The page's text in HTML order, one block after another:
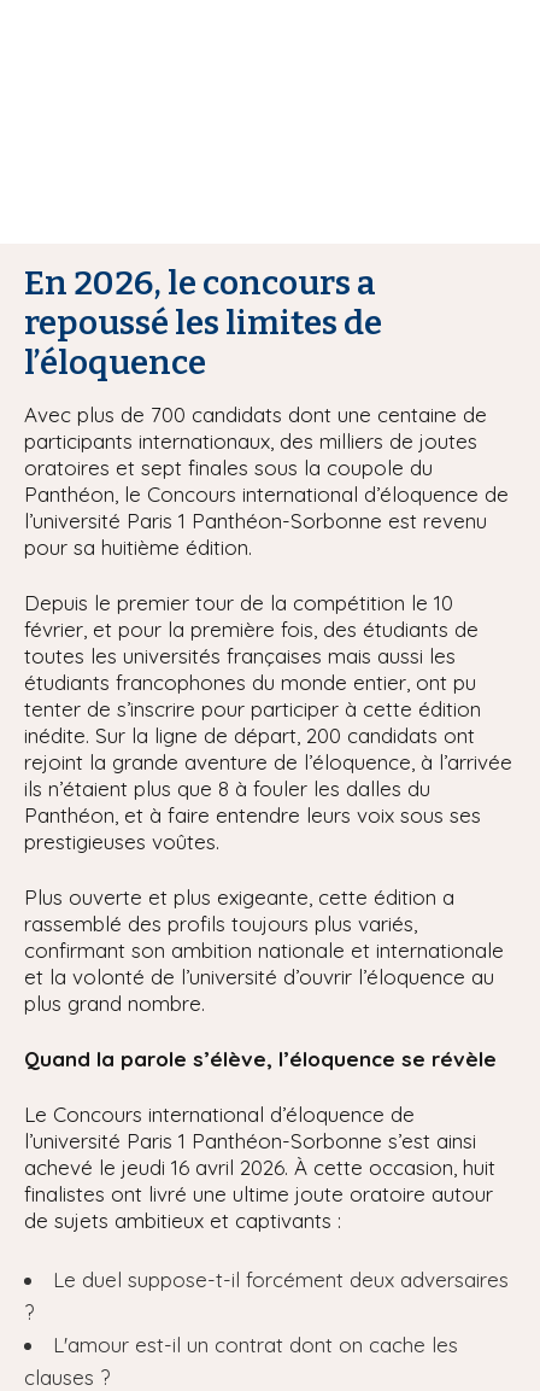
En 2026, le concours a
repoussé les limites de
l’éloquence
Avec plus de 700 candidats dont une centaine de
participants internationaux, des milliers de joutes
oratoires et sept finales sous la coupole du
Panthéon, le Concours international d’éloquence de
l’université Paris 1 Panthéon-Sorbonne est revenu
pour sa huitième édition.
Depuis le premier tour de la compétition le 10
février, et pour la première fois, des étudiants de
toutes les universités françaises mais aussi les
étudiants francophones du monde entier, ont pu
tenter de s’inscrire pour participer à cette édition
inédite. Sur la ligne de départ, 200 candidats ont
rejoint la grande aventure de l’éloquence, à l’arrivée
ils n’étaient plus que 8 à fouler les dalles du
Panthéon, et à faire entendre leurs voix sous ses
prestigieuses voûtes.
Plus ouverte et plus exigeante, cette édition a
rassemblé des profils toujours plus variés,
confirmant son ambition nationale et internationale
et la volonté de l’université d’ouvrir l’éloquence au
plus grand nombre.
Quand la parole s’élève, l’éloquence se révèle
Le Concours international d’éloquence de
l’université Paris 1 Panthéon-Sorbonne s’est ainsi
achevé le jeudi 16 avril 2026. À cette occasion, huit
finalistes ont livré une ultime joute oratoire autour
de sujets ambitieux et captivants :
Le duel suppose-t-il forcément deux adversaires
?
L'amour est-il un contrat dont on cache les
clauses ?